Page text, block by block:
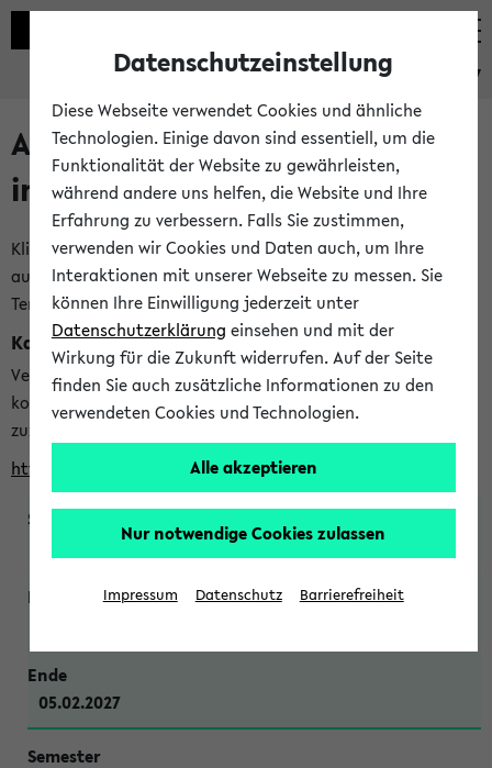
eKVV
Alle veröffentlichten Semester
im eKVV
Klicken Sie auf das Semester, welches Sie für Ihre Sitzung
auswählen möchten. Bitte beachten Sie auch die weiteren
Termine imKalender der Lehrplanung
Kalenderintegration
Verwenden Sie die folgende Adresse, um mit einer
kompatiblen Kalenderanwendung auf die Vorlesungszeiten
zuzugreifen (nähere Informationen
finden Sie hier
https://ekvv.uni-bielefeld.de/ws/calendar?vz
WiSe 2026/2027
05.02.2027
Datenschutzeinstellung
Diese Webseite verwendet Cookies und ähnliche
Technologien. Einige davon sind essentiell, um die
Funktionalität der Website zu gewährleisten,
während andere uns helfen, die Website und Ihre
Erfahrung zu verbessern. Falls Sie zustimmen,
verwenden wir Cookies und Daten auch, um Ihre
Interaktionen mit unserer Webseite zu messen. Sie
können Ihre Einwilligung jederzeit unter
Datenschutzerklärung einsehen und mit der
Wirkung für die Zukunft widerrufen. Auf der Seite
finden Sie auch zusätzliche Informationen zu den
verwendeten Cookies und Technologien.
Alle akzeptieren
Nur notwendige Cookies zulassen
Impressum Datenschutz Barrierefreiheit